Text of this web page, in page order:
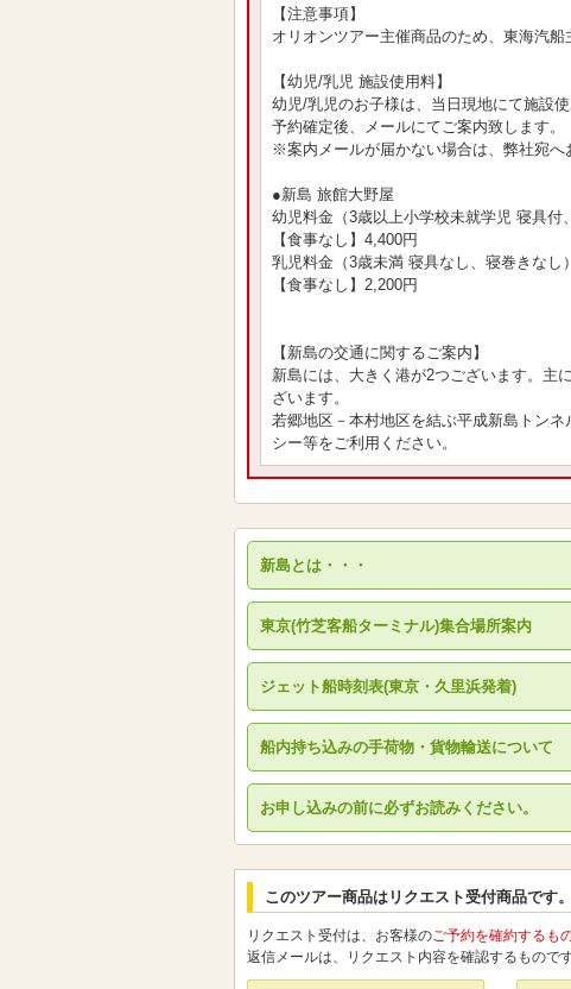
【注意事項】
オリオンツアー主催商品のため、東海汽
【幼児/乳児 施設使用料】
幼児/乳児のお子様は、当日現地にて施設
予約確定後、メールにてご案内致します。
※案内メールが届かない場合は、弊社宛へ
●新島 旅館大野屋
幼児料金（3歳以上小学校未就学児 寝具付
【食事なし】4,400円
乳児料金（3歳未満 寝具なし、寝巻きなし）
【食事なし】2,200円
【新島の交通に関するご案内】
新島には、大きく港が2つございます。主
ざいます。
若郷地区－本村地区を結ぶ平成新島トン
シー等をご利用ください。
新島とは・・・
東京(竹芝客船ターミナル)集合場所案内
ジェット船時刻表(東京・久里浜発着)
船内持ち込みの手荷物・貨物輸送について
お申し込みの前に必ずお読みください。
このツアー商品はリクエスト受付商品です。
リクエスト受付は、お客様のご予約を確約するも
返信メールは、リクエスト内容を確認するものです